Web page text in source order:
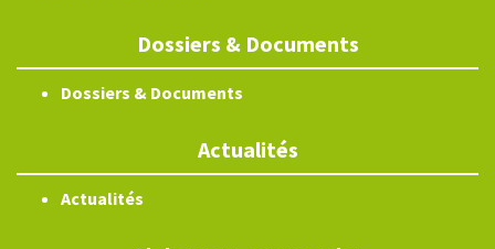
Dossiers & Documents
Dossiers & Documents
Actualités
Actualités